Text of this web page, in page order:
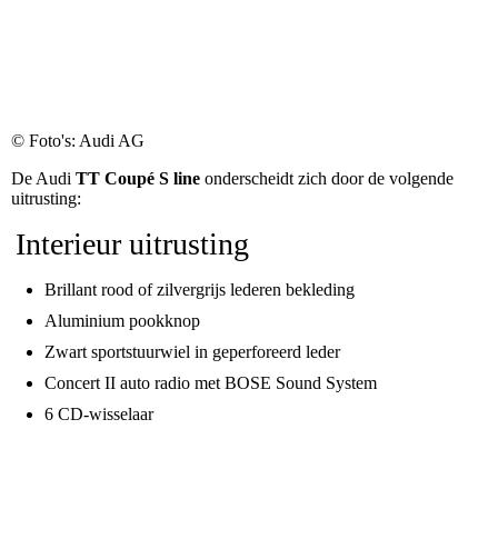
© Foto's: Audi AG
De Audi TT Coupé S line onderscheidt zich door de volgende
uitrusting:
Interieur uitrusting
Brillant rood of zilvergrijs lederen bekleding
Aluminium pookknop
Zwart sportstuurwiel in geperforeerd leder
Concert II auto radio met BOSE Sound System
6 CD-wisselaar